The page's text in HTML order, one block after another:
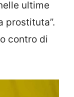
ultime
prostituta”.
contro di